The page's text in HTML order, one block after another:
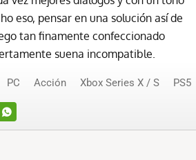
eso, pensar en una solución así de
tan finamente confeccionado
suena incompatible.
PC Acción Xbox Series X / S PS5